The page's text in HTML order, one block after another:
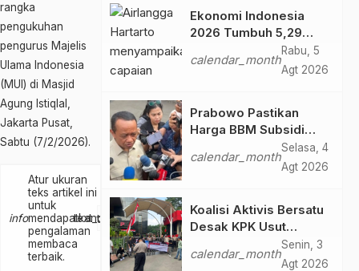
rangka
pengukuhan
pengurus Majelis
Ulama Indonesia
(MUI) di Masjid
Agung Istiqlal,
Jakarta Pusat,
Sabtu (7/2/2026).
info
Atur ukuran
teks artikel ini
untuk
mendapatkan
pengalaman
membaca
terbaik.
text_decrease
text_increase
Ekonomi Indonesia
2026 Tumbuh 5,29
Persen, Airlangga
Sebut Kinerjanya
calendar_month
Rabu, 5
Agt 2026
Prabowo Pastikan
Harga BBM Subsidi
Tetap, BBM Non-
Subsidi Berpeluang
calendar_month
Selasa, 4
Agt 2026
Koalisi Aktivis Bersatu
Desak KPK Usut
Dugaan Kolusi Proyek
RSUD Kolaka Timur,
calendar_month
Senin, 3
Agt 2026